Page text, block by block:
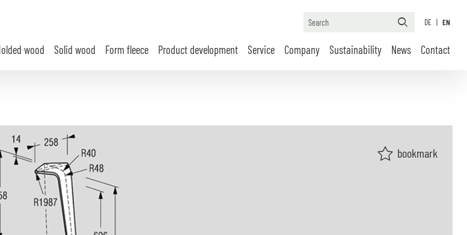
DE | EN
wood Solid wood Form fleece Product development Service Company Sustainability News Contact
bookmark